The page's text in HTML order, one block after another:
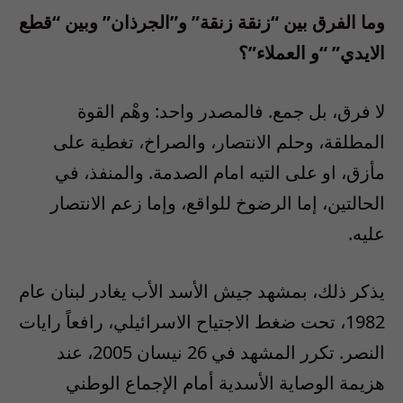
وما الفرق بين “زنقة زنقة” و”الجرذان” وبين “قطع
الايدي” “و العملاء”؟
لا فرق، بل جمع. فالمصدر واحد: وهْم القوة
المطلقة، وحلم الانتصار، والصراخ، تغطية على
مأزق، او على التيه امام الصدمة. والمنفذ، في
الحالتين، إما الرضوخ للواقع، وإما زعم الانتصار
عليه.
يذكر ذلك، بمشهد جيش الأسد الأب يغادر لبنان عام
1982، تحت ضغط الاجتياح الاسرائيلي، رافعاً رايات
النصر. تكرر المشهد في 26 نيسان 2005، عند
هزيمة الوصاية الأسدية أمام الإجماع الوطني